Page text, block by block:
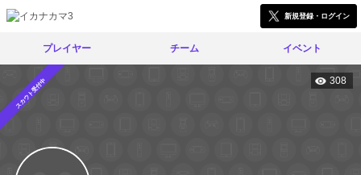
新規登録・ログイン
プレイヤー チーム イベント
スカウト受付中 308